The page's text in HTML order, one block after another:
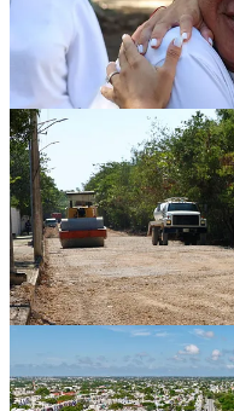
Al realizar el banderazo
administrativos y vecinos,
calle apenas tenía tres
centímetros para garantizar